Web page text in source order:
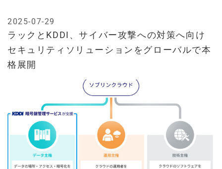
ラックとKDDI、サイバー攻撃への対策へ向け
セキュリティソリューションをグローバルで本
格展開
2025-07-29